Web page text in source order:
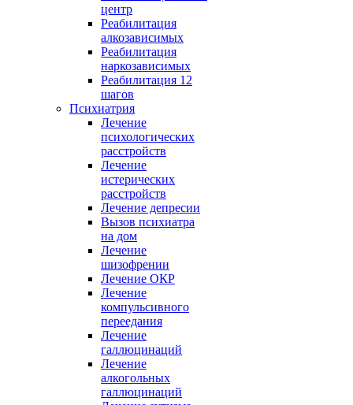
центр
Реабилитация
алкозависимых
Реабилитация
наркозависимых
Реабилитация 12
шагов
Психиатрия
Лечение
психологических
расстройств
Лечение
истерических
расстройств
Лечение депресии
Вызов психиатра
на дом
Лечение
шизофрении
Лечение ОКР
Лечение
компульсивного
переедания
Лечение
галлюцинаций
Лечение
алкогольных
галлюцинаций